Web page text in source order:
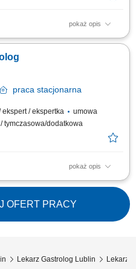
pokaż opis
dbałość o wysokie standardy
wymagane). Zadzwonimy w celu
tytuł lekarza specjalisty
praca stacjonarna
/ ekspertka
umowa
tymczasowa/dodatkowa
pokaż opis
dbałość o wysokie standardy
oferta wydaje Ci się interesująca
wymagane). Zadzwonimy w celu
tytuł lekarza specjalisty
OFERT PRACY
Lekarz Gastrolog Lublin Lekarz